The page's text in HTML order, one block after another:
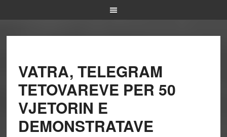
VATRA, TELEGRAM
TETOVAREVE PER 50
VJETORIN E
DEMONSTRATAVE